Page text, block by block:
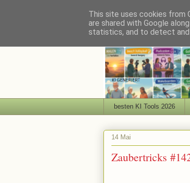
besten KI Tools 2026
14 Mai
Zaubertricks
This site uses cookies from
are shared with Google
statistics, and to detect and